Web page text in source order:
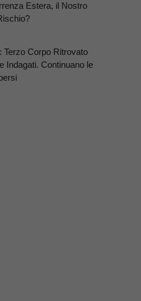
Estera, il Nostro
Terzo Corpo Ritrovato
Indagati. Continuano le